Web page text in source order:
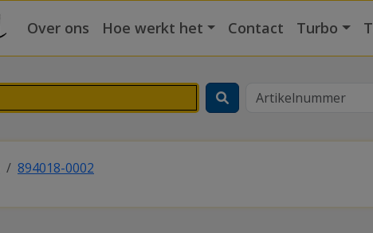
Over ons Hoe werkt het Contact Turbo
894018-0002